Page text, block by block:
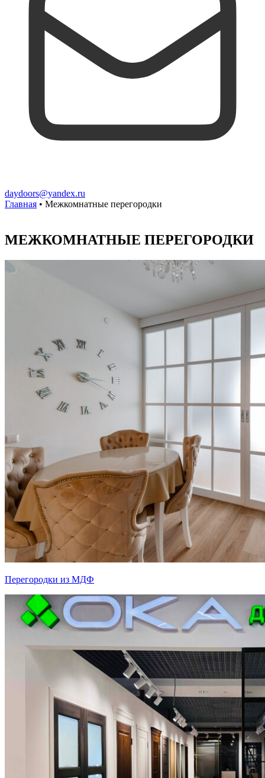
daydoors@yandex.ru
Главная • Межкомнатные перегородки
МЕЖКОМНАТНЫЕ ПЕРЕГОРОДКИ
Перегородки из МДФ